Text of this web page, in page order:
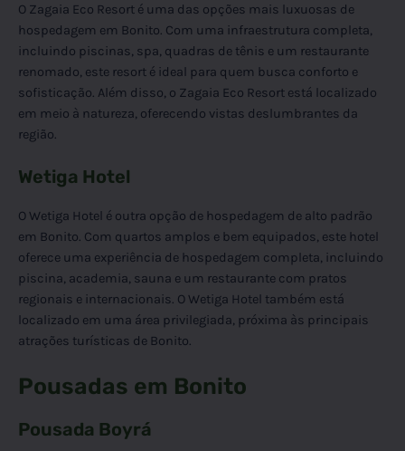
O Zagaia Eco Resort é uma das opções mais luxuosas de
hospedagem em Bonito. Com uma infraestrutura completa,
incluindo piscinas, spa, quadras de tênis e um restaurante
renomado, este resort é ideal para quem busca conforto e
sofisticação. Além disso, o Zagaia Eco Resort está localizado
em meio à natureza, oferecendo vistas deslumbrantes da
região.
Wetiga Hotel
O Wetiga Hotel é outra opção de hospedagem de alto padrão
em Bonito. Com quartos amplos e bem equipados, este hotel
oferece uma experiência de hospedagem completa, incluindo
piscina, academia, sauna e um restaurante com pratos
regionais e internacionais. O Wetiga Hotel também está
localizado em uma área privilegiada, próxima às principais
atrações turísticas de Bonito.
Pousadas em Bonito
Pousada Boyrá